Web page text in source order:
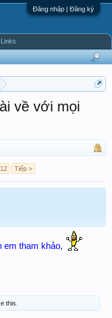
Đăng nhập | Đăng ký
về với mọi
12 Tiếp >
em tham khảo,
this.